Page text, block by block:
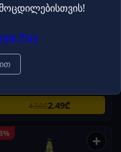
გემოთი 100გრ
4.50₾2.49₾
+